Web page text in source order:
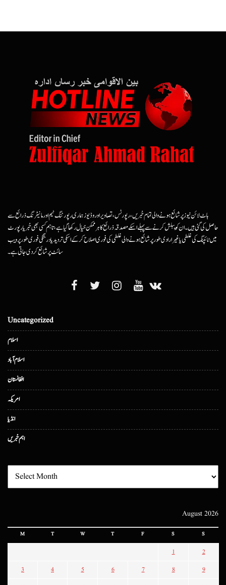
ہاٹ لائن نیوز پر شائع ہونے والی تمام خبریں، رپورٹس، تصاویر اور وڈیوز ہماری رپورٹنگ ٹیم اور مانیٹرنگ ذرائع سے
حاصل کی گئی ہیں۔ ان کو پبلش کرنے سے پہلے اسکے مصدقہ ذرائع کا ہرممکن خیال رکھا گیا ہے، تاہم کسی بھی خبر یا رپورٹ
میں ٹائپنگ کی غلطی یا غیرارادی طور پر شائع ہونے والی غلطی کی فوری اصلاح کرکے اسکی تردید یا درستگی فوری طور پر ویب
سائٹ پر شائع کردی جاتی ہے۔
Uncategorized
اسلام
اسلام آباد
افغانستان
امریکہ
انڈیا
اہم خبریں
August 2026
M T W T F S S
1 2
3 4 5 6 7 8 9